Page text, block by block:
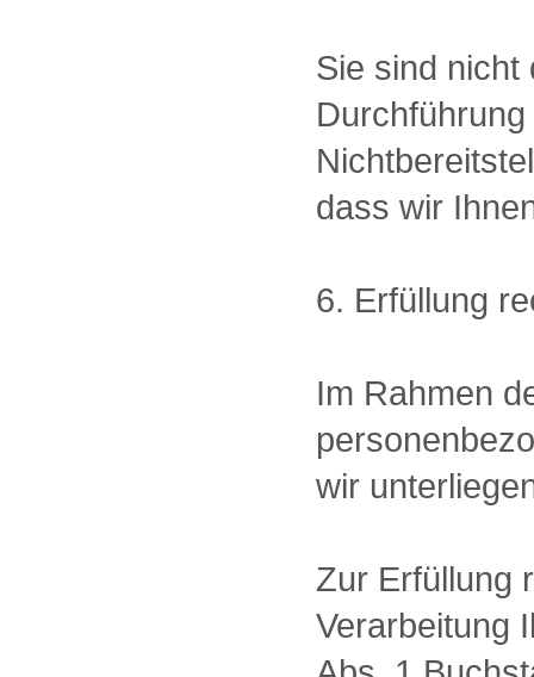
Sie sind nicht
dass wir
6. Erfüllung
Im Rahmen
wir
Zur Erfüllung
Verarbeitung